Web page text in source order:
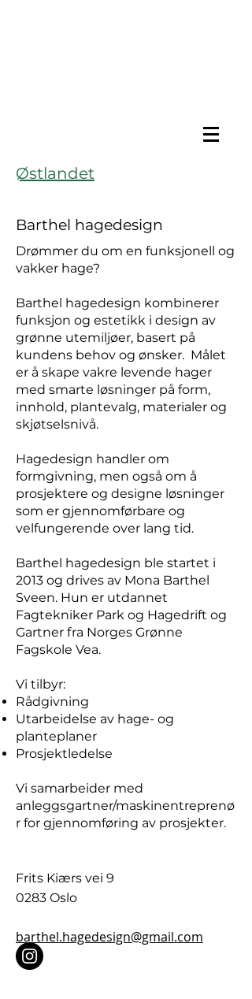
Østlandet
Barthel hagedesign
Drømmer du om en funksjonell og
vakker hage?
Barthel hagedesign kombinerer
funksjon og estetikk i design av
grønne utemiljøer, basert på
kundens behov og ønsker. Målet
er å skape vakre levende hager
med smarte løsninger på form,
innhold, plantevalg, materialer og
skjøtselsnivå.
Hagedesign handler om
formgivning, men også om å
prosjektere og designe løsninger
som er gjennomførbare og
velfungerende over lang tid.
Barthel hagedesign ble startet i
2013 og drives av Mona Barthel
Sveen. Hun er utdannet
Fagtekniker Park og Hagedrift og
Gartner fra Norges Grønne
Fagskole Vea.
Vi tilbyr:
Rådgivning
Utarbeidelse av hage- og
planteplaner
Prosjektledelse
Vi samarbeider med
anleggsgartner/maskinentreprenø
r for gjennomføring av prosjekter.
Frits Kiærs vei 9
0283 Oslo
barthel.hagedesign@gmail.com